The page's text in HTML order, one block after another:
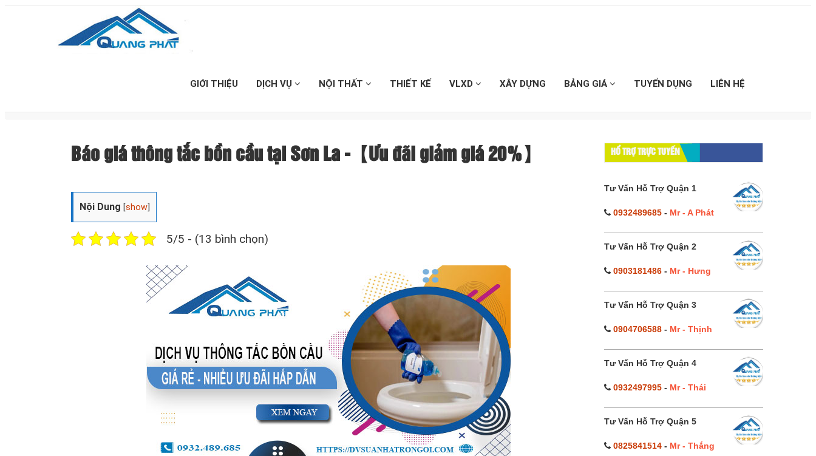
GIỚI THIỆU DỊCH VỤ NỘI THẤT THIẾT KẾ VLXD XÂY DỰNG BẢNG GIÁ TUYỂN DỤNG LIÊN HỆ
Báo giá thông tắc bồn cầu tại Sơn La -【Ưu đãi giảm giá 20%】
Nội Dung [show
5/5 - (13 bình chọn)
HỔ TRỢ TRỰC TUYẾN
Tư Vấn Hỗ Trợ Quận 1
0932489685- Mr - A Phát
Tư Vấn Hỗ Trợ Quận 2
0903181486- Mr - Hưng
Tư Vấn Hỗ Trợ Quận 3
0904706588- Mr - Thịnh
Tư Vấn Hỗ Trợ Quận 4
0932497995- Mr - Thái
Tư Vấn Hỗ Trợ Quận 5
0825841514- Mr - Thắng